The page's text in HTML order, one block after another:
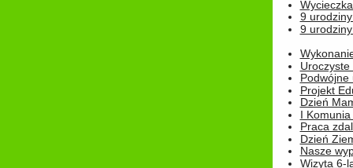
9
9
Podwójne
Projekt
Dzień
I
Praca
Dzień
Nasze
Wizyta 6-